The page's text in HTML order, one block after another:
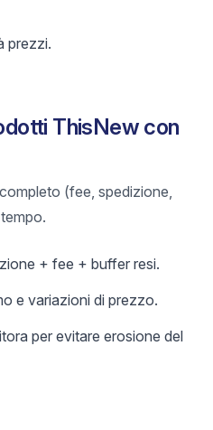
prezzi.
ThisNew con
(fee, spedizione,
+ fee + buffer resi.
e variazioni di prezzo.
per evitare erosione del